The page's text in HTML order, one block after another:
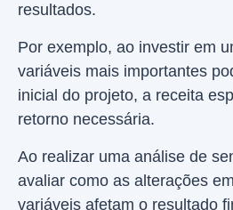
resultados.
Por exemplo, ao investir em
variáveis mais importantes
inicial do projeto, a receita
retorno necessária.
Ao realizar uma análise de
avaliar como as alterações
variáveis afetam o resultado